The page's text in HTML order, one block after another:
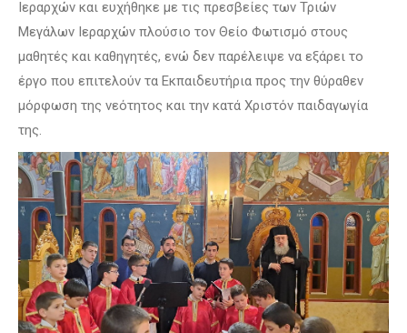
Ιεραρχών και ευχήθηκε με τις πρεσβείες των Τριών
Μεγάλων Ιεραρχών πλούσιο τον Θείο Φωτισμό στους
μαθητές και καθηγητές, ενώ δεν παρέλειψε να εξάρει το
έργο που επιτελούν τα Εκπαιδευτήρια προς την θύραθεν
μόρφωση της νεότητος και την κατά Χριστόν παιδαγωγία
της.